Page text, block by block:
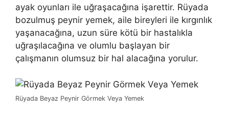
ayak oyunları ile uğraşacağına işarettir. Rüyada
bozulmuş peynir yemek, aile bireyleri ile kırgınlık
yaşanacağına, uzun süre kötü bir hastalıkla
uğraşılacağına ve olumlu başlayan bir
çalışmanın olumsuz bir hal alacağına yorulur.
Rüyada Beyaz Peynir Görmek Veya Yemek